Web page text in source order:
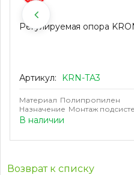
Регулируемая опора
Артикул: KRN-TA3
Материал Полипропилен
Назначение Монтаж
В наличии
Возврат к списку